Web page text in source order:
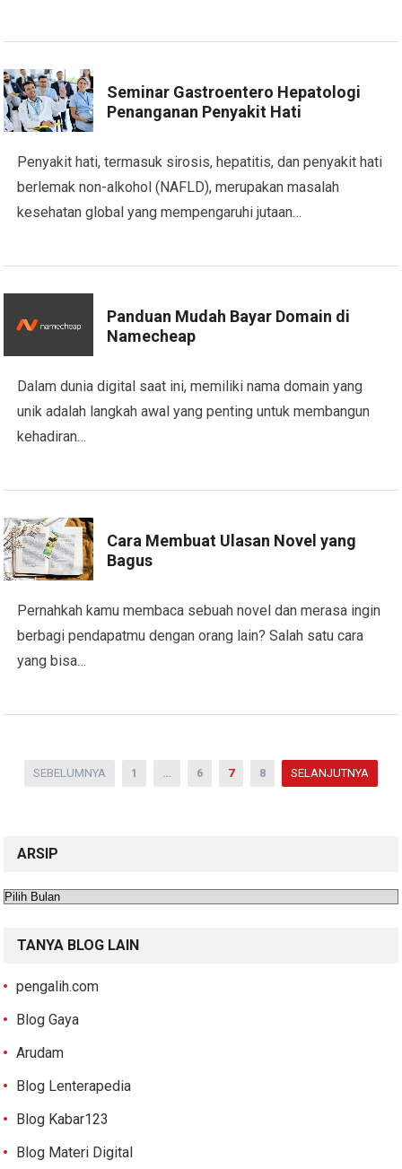
Seminar Gastroentero Hepatologi
Penanganan Penyakit Hati
Penyakit hati, termasuk sirosis, hepatitis, dan penyakit hati
berlemak non-alkohol (NAFLD), merupakan masalah
kesehatan global yang mempengaruhi jutaan…
Panduan Mudah Bayar Domain di
Namecheap
Dalam dunia digital saat ini, memiliki nama domain yang
unik adalah langkah awal yang penting untuk membangun
kehadiran…
Cara Membuat Ulasan Novel yang
Bagus
Pernahkah kamu membaca sebuah novel dan merasa ingin
berbagi pendapatmu dengan orang lain? Salah satu cara
yang bisa…
Paginasi
SEBELUMNYA 1 … 6 7 8 SELANJUTNYA
ARSIP
Arsip
TANYA BLOG LAIN
pengalih.com
Blog Gaya
Arudam
Blog Lenterapedia
Blog Kabar123
Blog Materi Digital